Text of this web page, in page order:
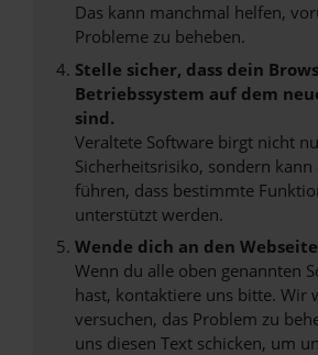
Das kann manchmal helfen,
Probleme zu beheben.
Stelle sicher, dass dein
Betriebssystem auf dem
sind.
Veraltete Software birgt nicht
Sicherheitsrisiko, sondern kann
führen, dass bestimmte
unterstützt werden.
Wende dich an den
Wenn du alle oben genannten
hast, kontaktiere uns bitte. Wir
versuchen, das Problem zu
uns diesen Text schicken, um